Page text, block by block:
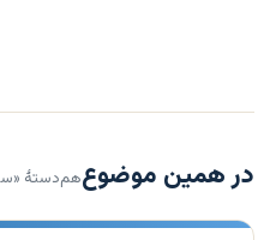
در همین موضوعهم‌دستهٔ